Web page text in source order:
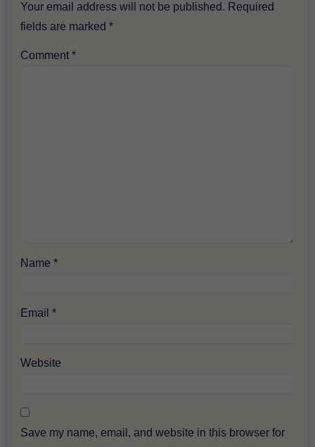
Your email address will not be published. Required
fields are marked*
Comment*
Name*
Email*
Website
Save my name, email, and website in this browser for